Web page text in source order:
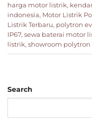
harga motor listrik,
indonesia, Motor Listrik
Listrik Terbaru, polytron ev
IP67, sewa baterai motor
listrik, showroom polytron
Search